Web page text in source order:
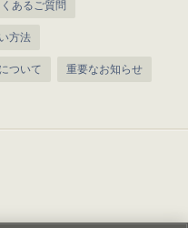
くあるご質問
方法
ついて 重要なお知らせ